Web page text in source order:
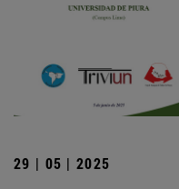
29 | 05 | 2025